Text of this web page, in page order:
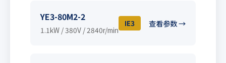
YE3-80M2-2
1.1kW / 380V / 2840r/min
IE3 查看参数 →